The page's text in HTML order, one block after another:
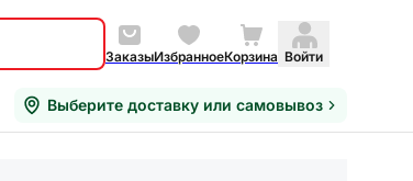
ЗаказыИзбранноеКорзина Войти
Выберите доставку или самовывоз